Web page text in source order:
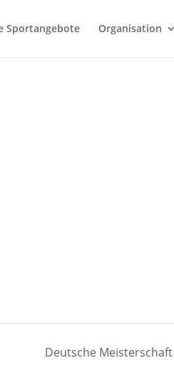
Sportangebote Organisation
Deutsche Meisterschaft